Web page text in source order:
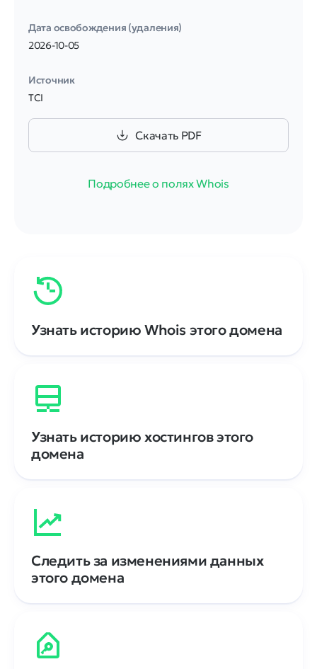
Дата освобождения (удаления)
2026-10-05
Источник
TCI
Скачать PDF
Подробнее о полях Whois
Узнать историю Whois этого домена
Узнать историю хостингов этого
домена
Следить за изменениями данных
этого домена